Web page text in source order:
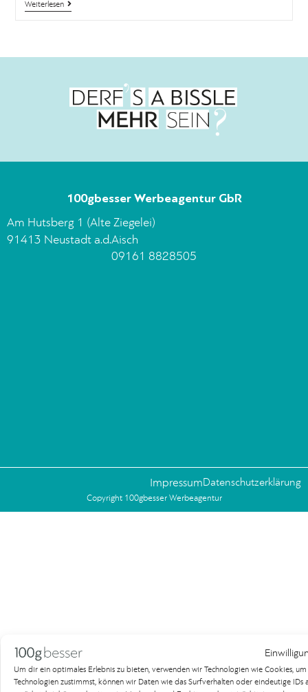
Um dir ein optimales Erlebnis zu bieten, verwenden wir Technologien wie Cookies,
Technologien zustimmst, können wir Daten wie das Surfverhalten oder eindeutige
Weiterlesen
100gbesser Werbeagentur GbR
Am Hutsberg 1 (Alte Ziegelei)
91413 Neustadt a.d.Aisch
09161 8828505
Copyright 100gbesser Werbeagentur
Datenschutzerklärung
Impressum